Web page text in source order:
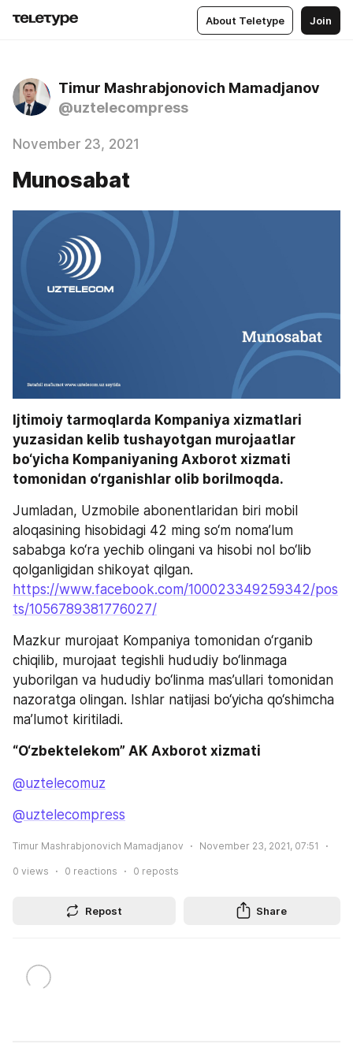
About Teletype Join
Timur Mashrabjonovich Mamadjanov
@uztelecompress
November 23, 2021
Munosabat
Ijtimoiy tarmoqlarda Kompaniya xizmatlari
yuzasidan kelib tushayotgan murojaatlar
bo‘yicha Kompaniyaning Axborot xizmati
tomonidan o‘rganishlar olib borilmoqda.
Jumladan, Uzmobile abonentlaridan biri mobil
aloqasining hisobidagi 42 ming so‘m noma’lum
sababga ko‘ra yechib olingani va hisobi nol bo‘lib
https://www.facebook.com/100023349259342/pos
ts/1056789381776027/
Mazkur murojaat Kompaniya tomonidan o‘rganib
chiqilib, murojaat tegishli hududiy bo‘linmaga
yuborilgan va hududiy bo‘linma mas’ullari tomonidan
nazoratga olingan. Ishlar natijasi bo‘yicha qo‘shimcha
ma’lumot kiritiladi.
“O‘zbektelekom” AK Axborot xizmati
@uztelecomuz
@uztelecompress
Timur Mashrabjonovich Mamadjanov November 23, 2021, 07:51
0 views 0 reactions 0 reposts
Repost Share